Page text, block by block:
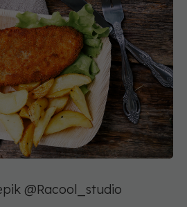
@Racool_studio